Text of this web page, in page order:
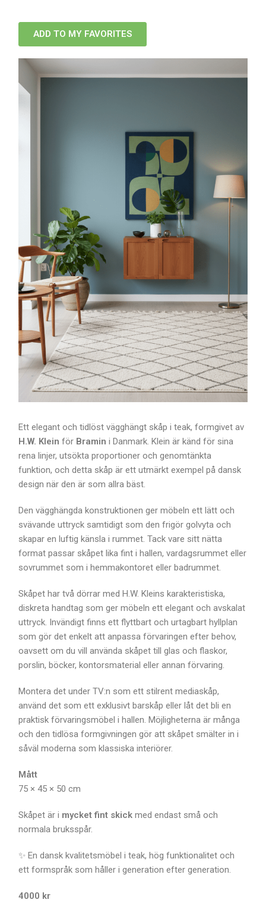
ADD TO MY FAVORITES
Ett elegant och tidlöst vägghängt skåp i teak, formgivet av
H.W. Klein för Bramin i Danmark. Klein är känd för sina
rena linjer, utsökta proportioner och genomtänkta
funktion, och detta skåp är ett utmärkt exempel på dansk
design när den är som allra bäst.
Den vägghängda konstruktionen ger möbeln ett lätt och
svävande uttryck samtidigt som den frigör golvyta och
skapar en luftig känsla i rummet. Tack vare sitt nätta
format passar skåpet lika fint i hallen, vardagsrummet eller
sovrummet som i hemmakontoret eller badrummet.
Skåpet har två dörrar med H.W. Kleins karakteristiska,
diskreta handtag som ger möbeln ett elegant och avskalat
uttryck. Invändigt finns ett flyttbart och urtagbart hyllplan
som gör det enkelt att anpassa förvaringen efter behov,
oavsett om du vill använda skåpet till glas och flaskor,
porslin, böcker, kontorsmaterial eller annan förvaring.
Montera det under TV:n som ett stilrent mediaskåp,
använd det som ett exklusivt barskåp eller låt det bli en
praktisk förvaringsmöbel i hallen. Möjligheterna är många
och den tidlösa formgivningen gör att skåpet smälter in i
såväl moderna som klassiska interiörer.
Mått
75 × 45 × 50 cm
Skåpet är i mycket fint skick med endast små och
normala bruksspår.
✨ En dansk kvalitetsmöbel i teak, hög funktionalitet och
ett formspråk som håller i generation efter generation.
4000 kr